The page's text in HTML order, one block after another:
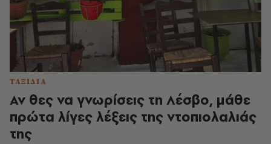
ΤΑΞΙΔΙΑ
Αν θες να γνωρίσεις τη Λέσβο, μάθε
πρώτα λίγες λέξεις της ντοπιολαλιάς
της